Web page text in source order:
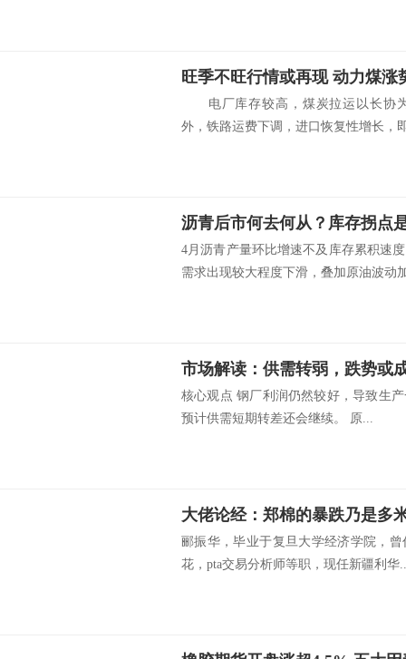
旺季不旺行情或再现 动力煤涨
电厂库存较高，煤炭拉运以长协
外，铁路运费下调，进口恢复性增长，
沥青后市何去何从？库存拐点
4月沥青产量环比增速不及库存累积速
需求出现较大程度下滑，叠加原油波动
市场解读：供需转弱，跌势或
核心观点 钢厂利润仍然较好，导致生
预计供需短期转差还会继续。 原...
大佬论经：郑棉的暴跌乃是多
郦振华，毕业于复旦大学经济学院，
花，pta交易分析师等职，现任新疆利华